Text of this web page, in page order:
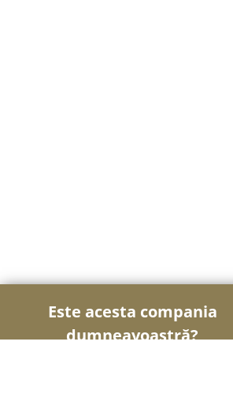
Este acesta compania
dumneavoastră?